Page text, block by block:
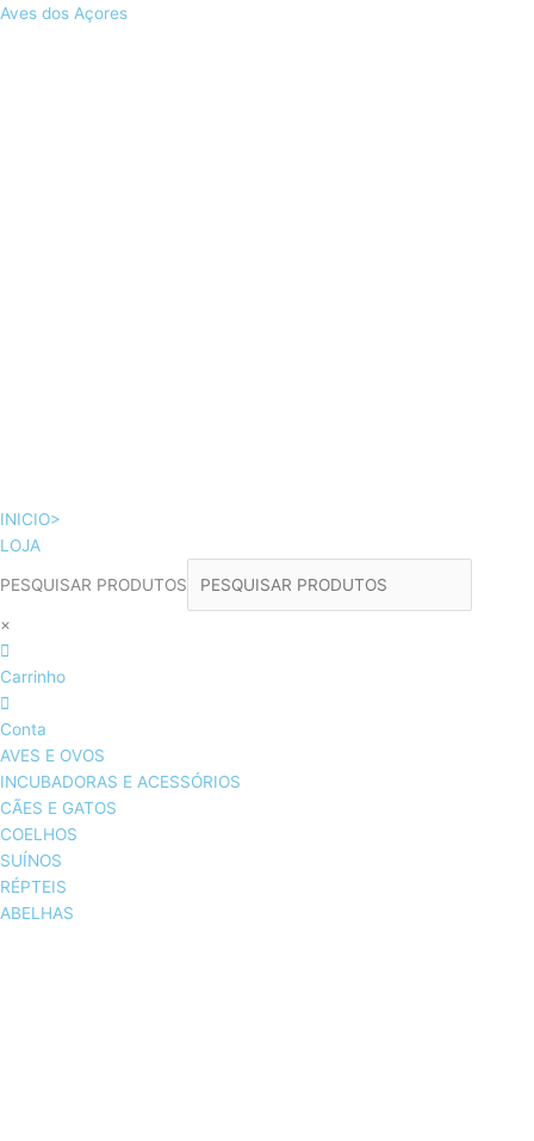
Skip
Aves dos Açores
INICIO>
LOJA
PESQUISAR PRODUTOS
×
Carrinho
Conta
AVES E OVOS
INCUBADORAS E ACESSÓRIOS
CÃES E GATOS
COELHOS
SUÍNOS
RÉPTEIS
ABELHAS